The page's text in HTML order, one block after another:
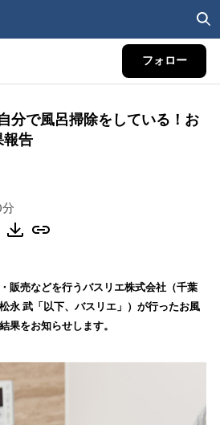
フォロー
分で風呂掃除をしている！お
報告
販売などを行うバスリエ株式会社（千葉
永 武「以下、バスリエ」）が行ったお風
果をお知らせします。